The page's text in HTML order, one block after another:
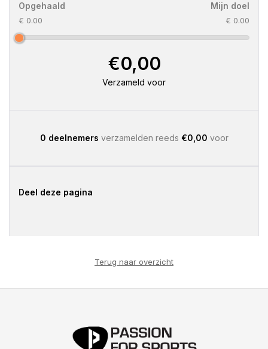
Opgehaald Mijn doel
€ 0.00 € 0.00
€0,00
Verzameld voor
0 deelnemers verzamelden reeds €0,00 voor
Deel deze pagina
Terug naar overzicht